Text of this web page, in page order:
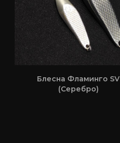
Блесна Фламинго SV
(Серебро)